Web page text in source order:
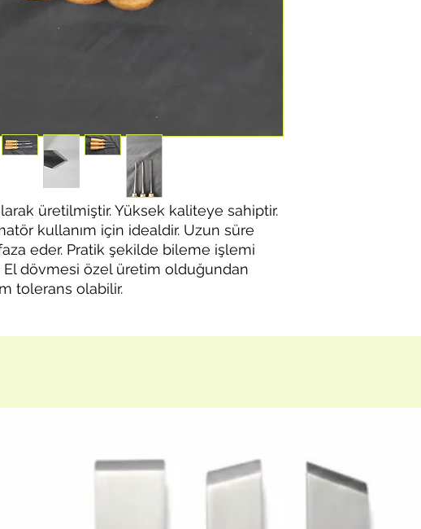
üretilmiştir. Yüksek kaliteye sahiptir.
kullanım için idealdir. Uzun süre
eder. Pratik şekilde bileme işlemi
dövmesi özel üretim olduğundan
tolerans olabilir.